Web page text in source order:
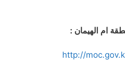
ام الهيمان :
http://